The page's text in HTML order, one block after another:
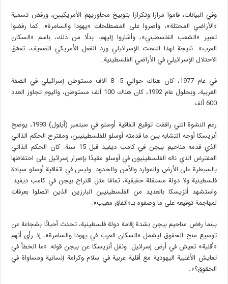
وفي البيانات، قاموا مرارًا وتكرارًا بتوبيخ محاوريهم الأمريكيين، ورفض تسمية
«الأراضي المحتلة»، وأصروا على المصطلحات «يهودا والسامرة». كما رفضوا
تعبير «الشعب الفلسطيني»، وأشاروا إليهم، بدلًا من ذلك، باسم «السكان
العرب». نتيجة لهذا التعنت الإسرائيلي ورد الفعل الأمريكي الضعيف، تعمّق
الاحتلال الإسرائيلي في الأراضي الفلسطينية.
في عام 1977، كان هناك حوالي 5- 8 آلاف مستوطن إسرائيلي في الضفة
الغربية، وبحلول عام 1992، كان هناك 100 ألف مستوطن، واليوم تجاوز العدد
600 ألف.
رغم النشوة التي رافقت توقيع اتفاقية أوسلو في سبتمبر (أيلول) 1993، يوضح
أنزيسكا أوجه التشابه بين ما قدمته أوسلو للفلسطينيين، ومقترح الحكم الذاتي
الذي قدمه مناحيم بيجن في كامب ديفيد قبل 15 سنة. كان الحكم الذاتي
المفترض الذي ناله الفلسطينيون في أوسلو مقيدًا بإصرار إسرائيل على احتفاظها
بالسيطرة على الأرض والموارد والأمن والحدود. وليس في اتفاقية أوسلو سيادة
فلسطينية ولا دولة مستقلة حقيقية، تمامًا مثل اقتراح بيجن في كامب ديفيد.
واستشهد أنزيسكا بالعديد من الفلسطينيين البارزين الذين اتصلوا بعرفات
لمهاجمة توقيعه على ما وصفوه بـ«اتفاق معيب».
بينما رفض مناحيم بيجن بشدة إقامة دولة فلسطينية، تحدث أحيانًا بشجاعة عن
توسيع منح الحقوق ليشمل «السكان العرب في يهودا والسامرة»، إذ رأى أنهم
«أقلية» تعيش في أرض إسرائيل. ونقل أنزيسكا عن بيجن قوله: «ما الخطأ في
تعايش الأغلبية اليهودية مع أقلية عربية في سلام وكرامة إنسانية ومساواة في
الحقوق؟».